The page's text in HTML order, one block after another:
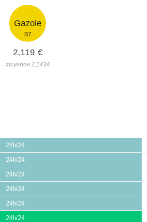
Gazole
B7
2,119 €
moyenne 2,143€
24h/24
24h/24
24h/24
24h/24
24h/24
24h/24